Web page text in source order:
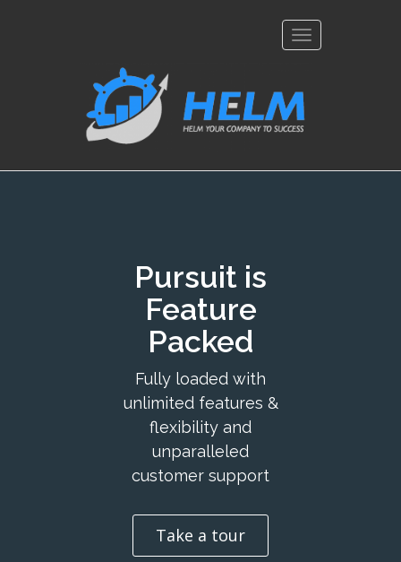
Toggle
navigation
Pursuit is
Feature
Packed
Fully loaded with
unlimited features &
flexibility and
unparalleled
customer support
Take a tour